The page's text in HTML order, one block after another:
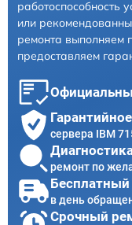
работоспособность
или
ремонта выполняем
предоставляем
сервера IBM
ремонт по
в день
Срочный